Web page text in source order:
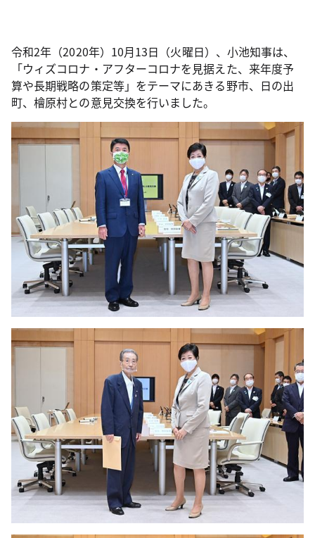
令和2年（2020年）10月13日（火曜日）、小池知事は、
「ウィズコロナ・アフターコロナを見据えた、来年度予
算や長期戦略の策定等」をテーマにあきる野市、日の出
町、檜原村との意見交換を行いました。